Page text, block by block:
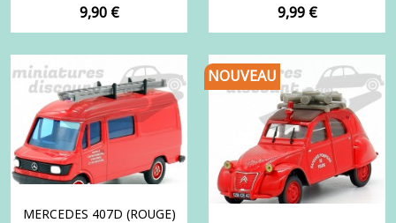
Prix
9,90 € Prix
9,99 €
MERCEDES 407D (ROUGE)
NOUVEAU